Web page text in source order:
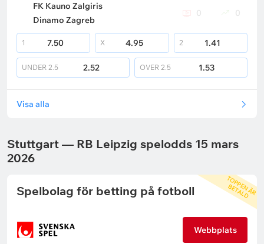
FK Kauno Zalgiris
Dinamo Zagreb
0 0
1 7.50 X 4.95 2 1.41
UNDER 2.5 2.52 OVER 2.5 1.53
Visa alla
Stuttgart — RB Leipzig spelodds 15 mars
2026
T
O
P
P
E
N
Ä
R
B
E
T
A
L
D
Spelbolag för betting på fotboll
Webbplats